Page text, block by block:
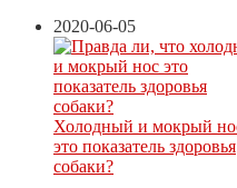
2020-06-05
Холодный и мокрый
это показатель здоровья
собаки?